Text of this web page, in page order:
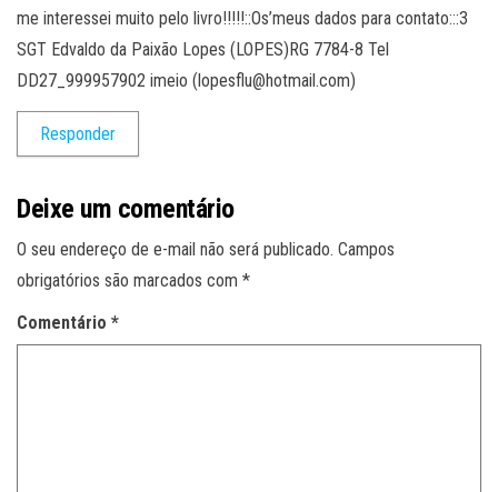
me interessei muito pelo livro!!!!!::Os’meus dados para contato:::3
SGT Edvaldo da Paixão Lopes (LOPES)RG 7784-8 Tel
DD27_999957902 imeio (lopesflu@hotmail.com)
Responder
Deixe um comentário
O seu endereço de e-mail não será publicado. Campos
obrigatórios são marcados com *
Comentário *